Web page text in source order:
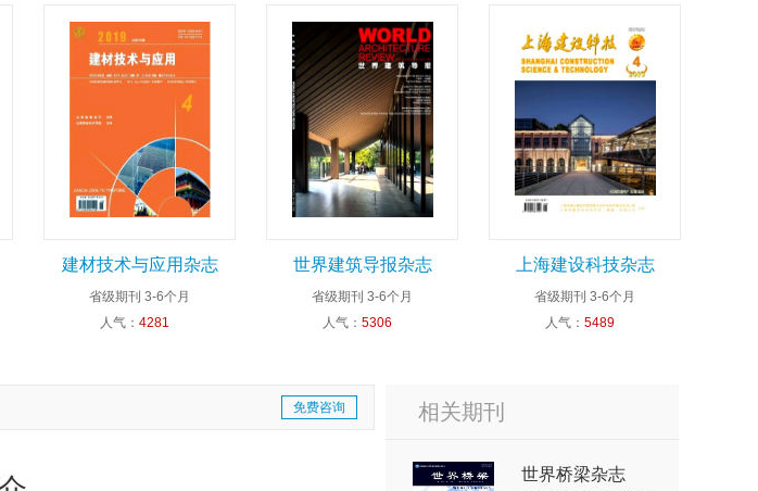
建材技术与应用杂志
省级期刊 3-6个月
人气： 4281
世界建筑导报杂志
省级期刊 3-6个月
人气： 5306
上海建设科技杂志
省级期刊 3-6个月
人气： 5489
免费咨询 相关期刊
世界桥梁杂志